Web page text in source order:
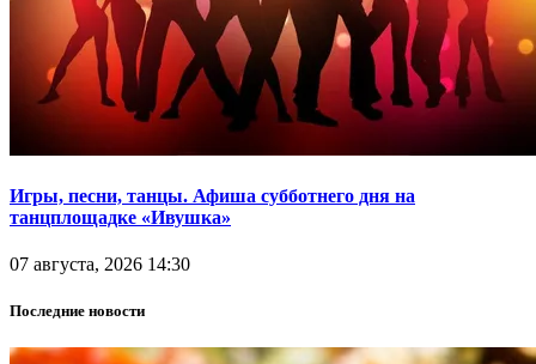
Игры, песни, танцы. Афиша субботнего дня на
танцплощадке «Ивушка»
07 августа, 2026 14:30
Последние новости